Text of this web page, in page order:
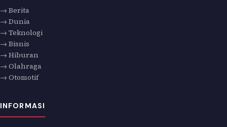
→ Berita
→ Dunia
→ Teknologi
→ Bisnis
→ Hiburan
→ Olahraga
→ Otomotif
INFORMASI